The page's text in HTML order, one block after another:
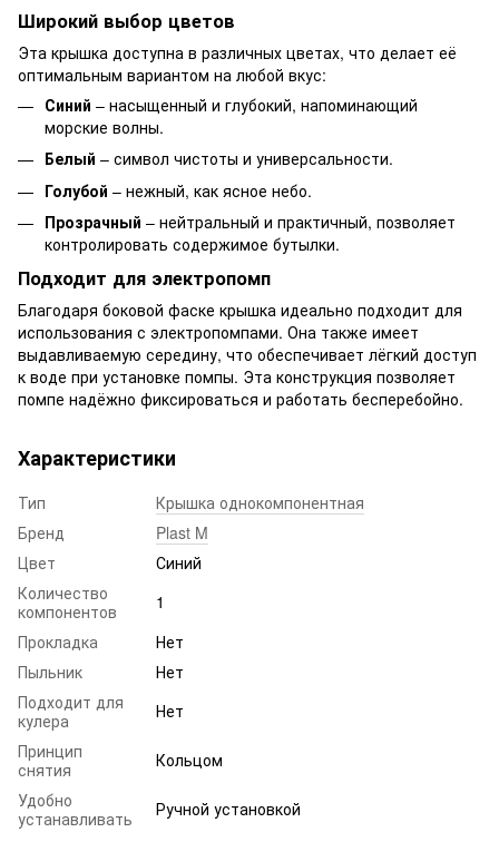
Широкий выбор цветов
Эта крышка доступна в различных цветах, что делает её
оптимальным вариантом на любой вкус:
Синий – насыщенный и глубокий, напоминающий
морские волны.
Белый – символ чистоты и универсальности.
Голубой – нежный, как ясное небо.
Прозрачный – нейтральный и практичный, позволяет
контролировать содержимое бутылки.
Подходит для электропомп
Благодаря боковой фаске крышка идеально подходит для
использования с электропомпами. Она также имеет
выдавливаемую середину, что обеспечивает лёгкий доступ
к воде при установке помпы. Эта конструкция позволяет
помпе надёжно фиксироваться и работать бесперебойно.
Характеристики
Тип
Крышка однокомпонентная
Бренд
Plast M
Цвет
Синий
Количество
компонентов
1
Прокладка
Нет
Пыльник
Нет
Подходит для
кулера
Нет
Принцип
снятия
Кольцом
Удобно
устанавливать
Ручной установкой